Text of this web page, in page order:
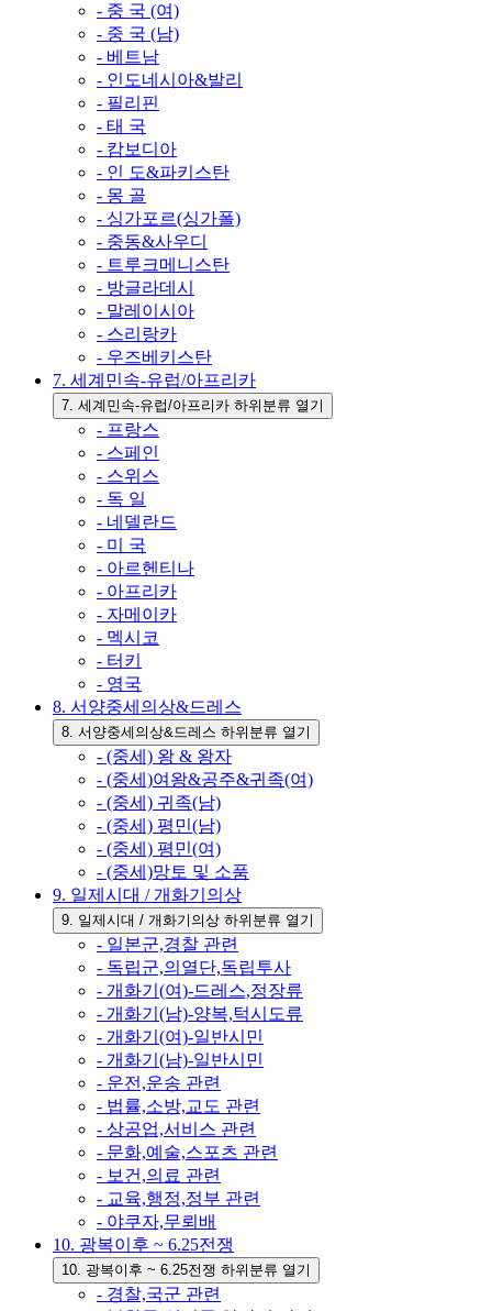
- 중 국 (여)
- 중 국 (남)
- 베트남
- 인도네시아&발리
- 필리핀
- 태 국
- 캄보디아
- 인 도&파키스탄
- 몽 골
- 싱가포르(싱가폴)
- 중동&사우디
- 트루크메니스탄
- 방글라데시
- 말레이시아
- 스리랑카
- 우즈베키스탄
7. 세계민속-유럽/아프리카
7. 세계민속-유럽/아프리카 하위분류 열기
- 프랑스
- 스페인
- 스위스
- 독 일
- 네델란드
- 미 국
- 아르헨티나
- 아프리카
- 자메이카
- 멕시코
- 터키
- 영국
8. 서양중세의상&드레스
8. 서양중세의상&드레스 하위분류 열기
- (중세) 왕 & 왕자
- (중세)여왕&공주&귀족(여)
- (중세) 귀족(남)
- (중세) 평민(남)
- (중세) 평민(여)
- (중세)망토 및 소품
9. 일제시대 / 개화기의상
9. 일제시대 / 개화기의상 하위분류 열기
- 일본군,경찰 관련
- 독립군,의열단,독립투사
- 개화기(여)-드레스,정장류
- 개화기(남)-양복,턱시도류
- 개화기(여)-일반시민
- 개화기(남)-일반시민
- 운전,운송 관련
- 법률,소방,교도 관련
- 상공업,서비스 관련
- 문화,예술,스포츠 관련
- 보건,의료 관련
- 교육,행정,정부 관련
- 야쿠자,무뢰배
10. 광복이후 ~ 6.25전쟁
10. 광복이후 ~ 6.25전쟁 하위분류 열기
- 경찰,국군 관련